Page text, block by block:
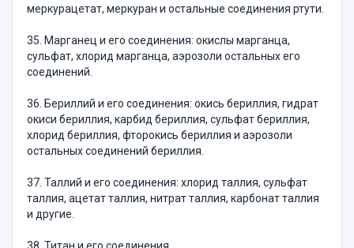
меркурацетат, меркуран и остальные соединения ртути.
35. Марганец и его соединения: окислы марганца,
сульфат, хлорид марганца, аэрозоли остальных его
соединений.
36. Бериллий и его соединения: окись бериллия, гидрат
окиси бериллия, карбид бериллия, сульфат бериллия,
хлорид бериллия, фторокись бериллия и аэрозоли
остальных соединений бериллия.
37. Таллий и его соединения: хлорид таллия, сульфат
таллия, ацетат таллия, нитрат таллия, карбонат таллия
и другие.